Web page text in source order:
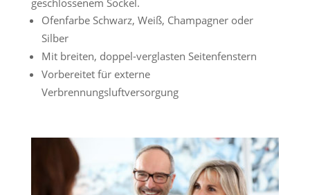
Ofenfarbe Schwarz, Weiß, Champagner oder
Silber
Mit breiten, doppel-verglasten Seitenfenstern
Vorbereitet für externe
Verbrennungsluftversorgung